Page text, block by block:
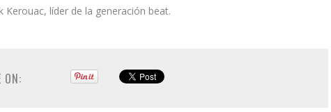
líder de la generación beat.
ON: